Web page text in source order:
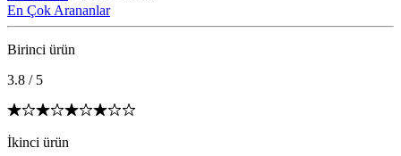
En Çok Arananlar
Birinci ürün
3.8 / 5
İkinci ürün